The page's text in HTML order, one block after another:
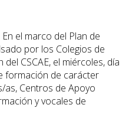
En el marco del Plan de
por los Colegios de
CSCAE, el miércoles, día
formación de carácter
as, Centros de Apoyo
y vocales de